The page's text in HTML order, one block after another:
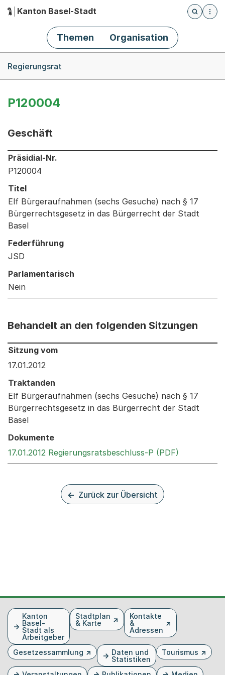
Hauptnavigation
Kanton Basel-Stadt
Öffnet
Themen Organisation
Regierungsrat
P120004
Geschäft
Informationen zum Ausgewählten Geschäft
Präsidial-Nr.
P120004
Titel
Elf Bürgeraufnahmen (sechs Gesuche) nach § 17
Bürgerrechtsgesetz in das Bürgerrecht der Stadt
Basel
Federführung
JSD
Parlamentarisch
Nein
Behandelt an den folgenden Sitzungen
Behandelt an den folgenden Sitzungen: Informationen
Sitzung vom
17.01.2012
Traktanden
Elf Bürgeraufnahmen (sechs Gesuche) nach § 17
Bürgerrechtsgesetz in das Bürgerrecht der Stadt
Basel
Dokumente
17.01.2012 Regierungsratsbeschluss-P (PDF)
Zurück zur Übersicht
FusszeileKanton
Basel-
Stadt als
Arbeitgeber
Stadtplan
& Karte
Kontakte
&
Adressen
Gesetzessammlung
Daten und
Statistiken
Tourismus